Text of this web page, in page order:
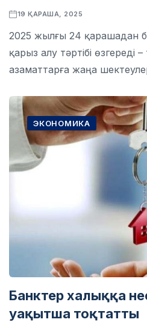
19 ҚАРАША, 2025
2025 жылғы 24 қарашадан
қарыз алу тәртібі өзгереді
азаматтарға жаңа шектеулер
ЭКОНОМИКА
Банктер халыққа
уақытша тоқтатты